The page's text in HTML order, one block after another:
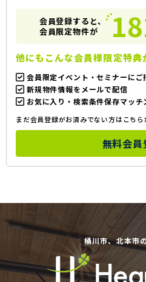
会員登録すると、
会員限定物件が
他にもこんな会員様限定特典
会員限定イベント・セミナーにご
新規物件情報をメールで配信
お気に入り・検索条件保存マッチ
まだ会員登録がお済みでない方はこちら
無料会員
桶川市、北本市